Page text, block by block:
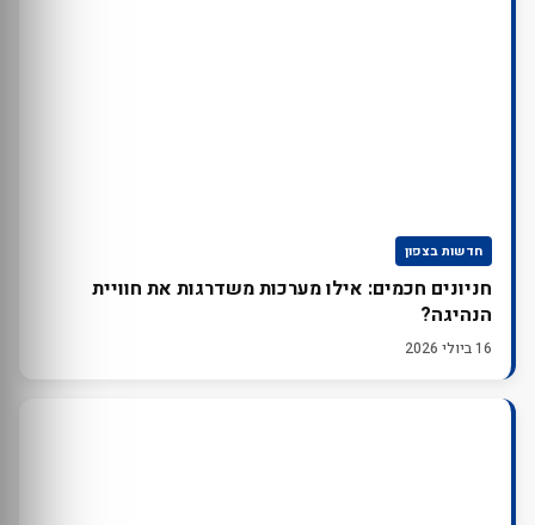
חדשות בצפון
חניונים חכמים: אילו מערכות משדרגות את חוויית
הנהיגה?
16 ביולי 2026